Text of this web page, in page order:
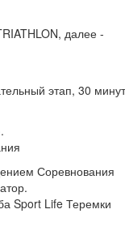
далее -
этап, 30 минут
Соревнования
Sport Life Теремки